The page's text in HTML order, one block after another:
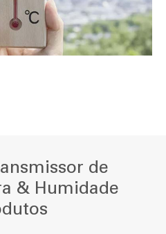
de
& Humidade